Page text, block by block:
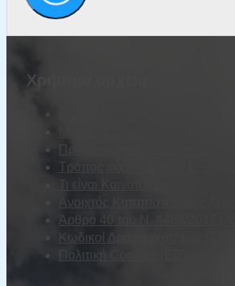
Χρήσιμα αρχεία
Τρόπος φορολόγησης
Τι είναι Καινοτομία
Ανοιχτός Καταπιστευτικός
Άρθρο 40 του Ν. 4488/2017
Κωδικοί Δραστηριοτήτων
Πολιτική Cookies (ΕΕ)